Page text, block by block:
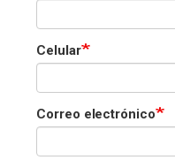
Celular
Correo electrónico